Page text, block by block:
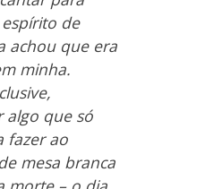
de
achou que era
minha.
algo que só
fazer ao
mesa branca